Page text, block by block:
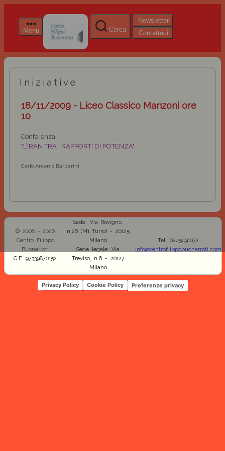
Menu Cerca
Newsletter
Contattaci
Iniziative
18/11/2009 - Liceo Classico Manzoni ore
10
Conferenza:
"L’IRAN TRA I RAPPORTI DI POTENZA"
Carlo Antonio Barberini
© 2008 - 2026
Centro Filippo
Buonarroti
C.F. 97339870152
Sede: Via Rovigno,
n.26 (M1 Turro) - 20125
Milano
Sede legale: Via
Treviso, n.6 - 20127
Milano
Tel. 0245491072
info@centrofilippobuonarroti.com
Privacy Policy Cookie Policy Preferenze privacy